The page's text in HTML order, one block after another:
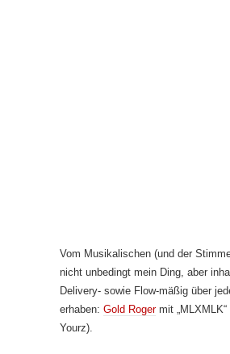
Vom Musikalischen (und der
nicht unbedingt mein Ding, aber
Delivery- sowie Flow-mäßig über
erhaben: Gold Rogermit „MLXMLK“
Yourz).